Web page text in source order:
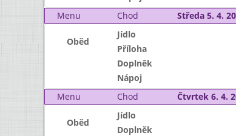
Menu
Chod Středa 5. 4.
Oběd
Jídlo
Příloha
Doplněk
Nápoj
Menu
Chod Čtvrtek 6. 4.
Oběd
Jídlo
Doplněk